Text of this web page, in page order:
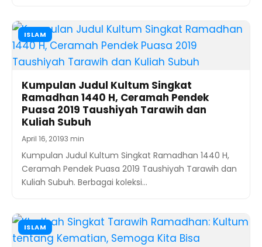
ISLAM
Kumpulan Judul Kultum Singkat
Ramadhan 1440 H, Ceramah Pendek
Puasa 2019 Taushiyah Tarawih dan
Kuliah Subuh
April 16, 20193 min
Kumpulan Judul Kultum Singkat Ramadhan 1440 H,
Ceramah Pendek Puasa 2019 Taushiyah Tarawih dan
Kuliah Subuh. Berbagai koleksi…
ISLAM